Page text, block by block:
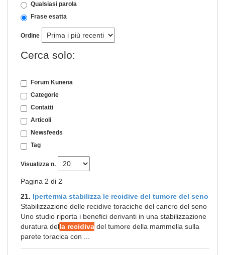
Qualsiasi parola
Frase esatta
Ordine
Cerca solo:
Forum Kunena
Categorie
Contatti
Articoli
Newsfeeds
Tag
Visualizza n.
Pagina 2 di 2
21. Ipertermia stabilizza le recidive del tumore del seno
Stabilizzazione delle recidive toraciche del cancro del seno
Uno studio riporta i benefici derivanti in una stabilizzazione
duratura della recidiva del tumore della mammella sulla
parete toracica con ...